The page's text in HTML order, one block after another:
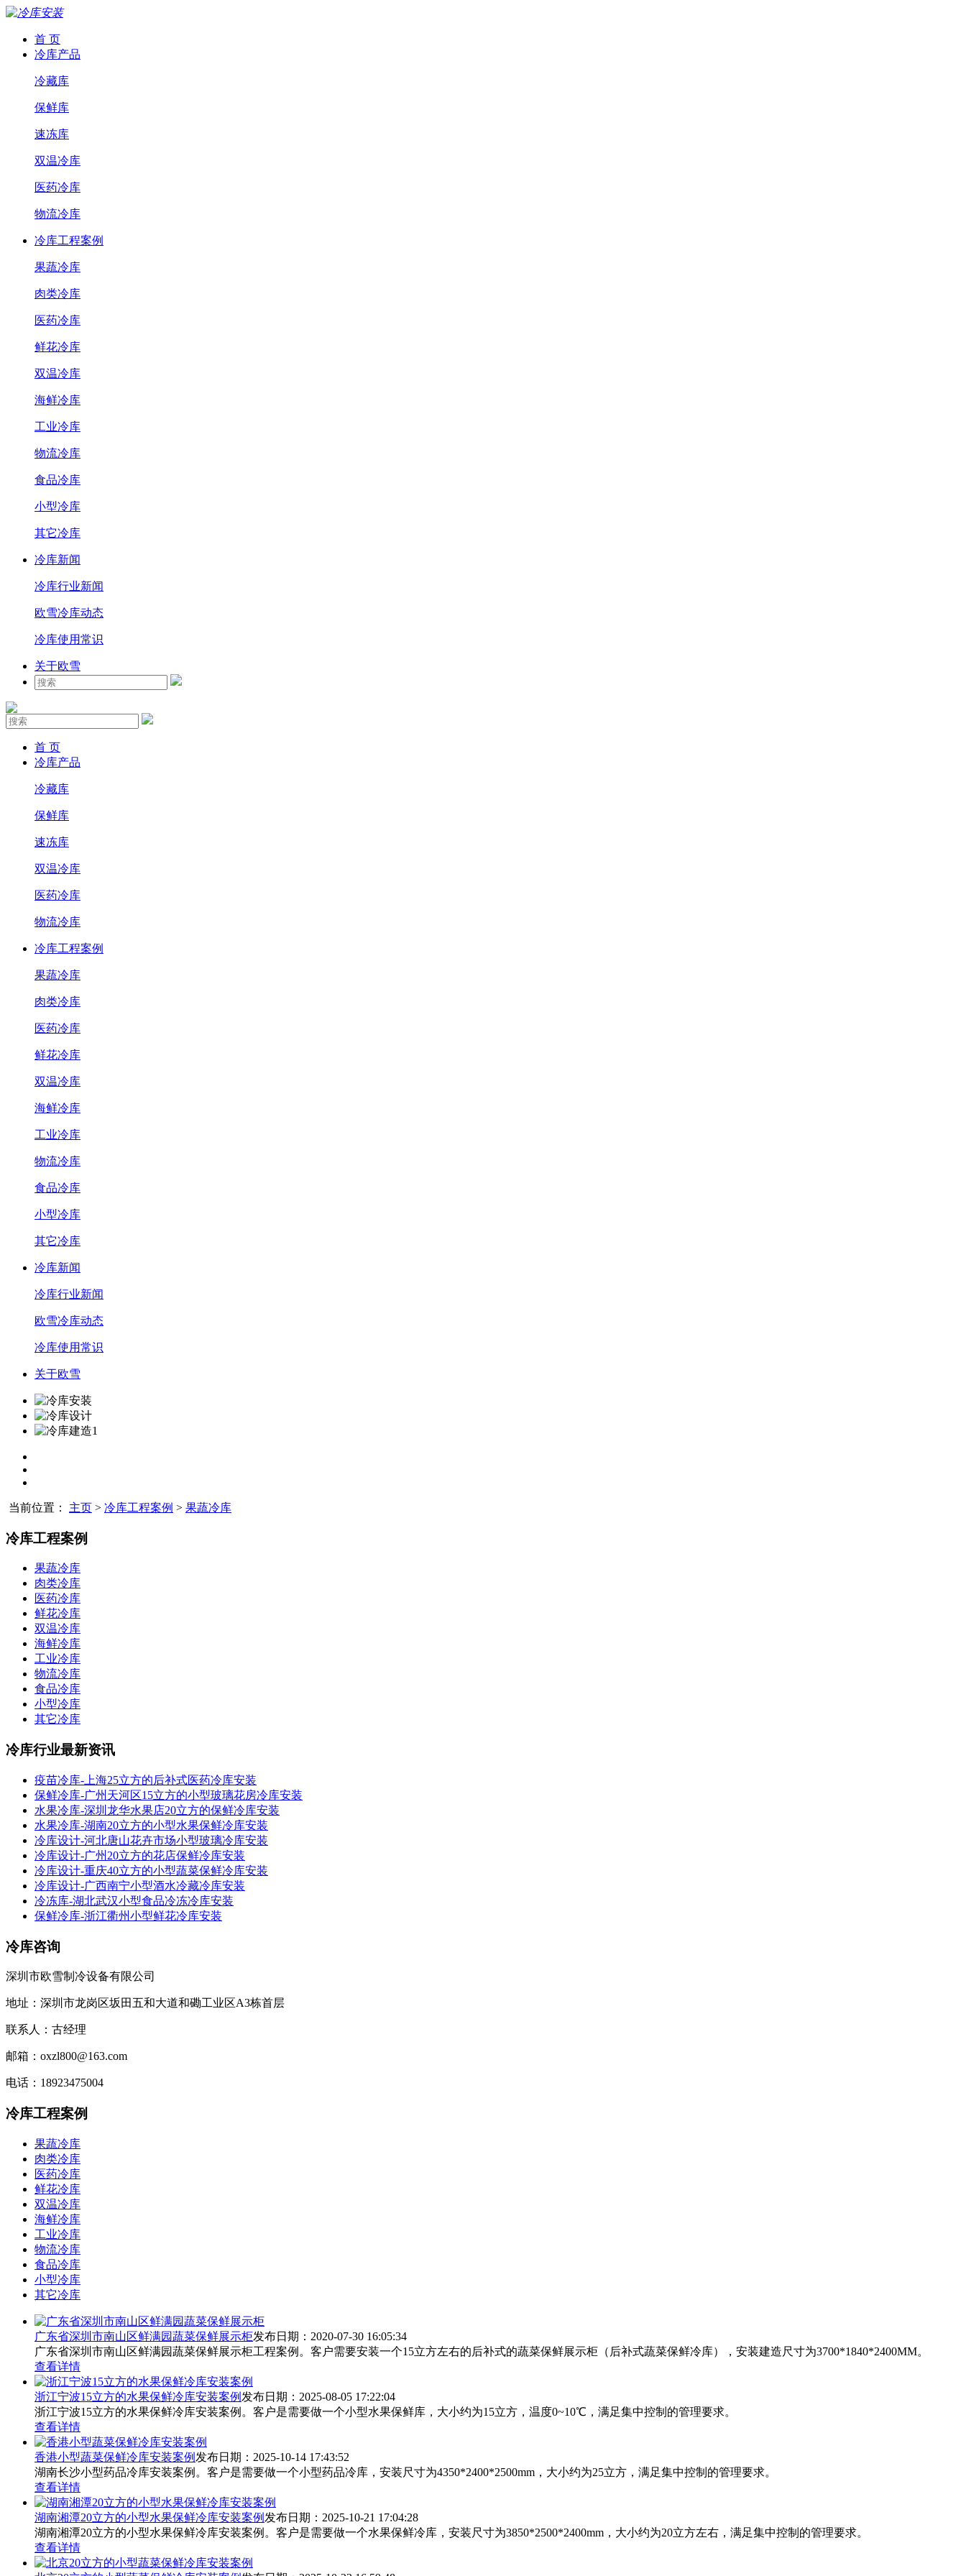
首 页
冷库产品
冷藏库
保鲜库
速冻库
双温冷库
医药冷库
物流冷库
冷库工程案例
果蔬冷库
肉类冷库
医药冷库
鲜花冷库
双温冷库
海鲜冷库
工业冷库
物流冷库
食品冷库
小型冷库
其它冷库
冷库新闻
冷库行业新闻
欧雪冷库动态
冷库使用常识
关于欧雪
首 页
冷库产品
冷藏库
保鲜库
速冻库
双温冷库
医药冷库
物流冷库
冷库工程案例
果蔬冷库
肉类冷库
医药冷库
鲜花冷库
双温冷库
海鲜冷库
工业冷库
物流冷库
食品冷库
小型冷库
其它冷库
冷库新闻
冷库行业新闻
欧雪冷库动态
冷库使用常识
关于欧雪
当前位置： 主页 > 冷库工程案例 > 果蔬冷库
冷库工程案例
果蔬冷库
肉类冷库
医药冷库
鲜花冷库
双温冷库
海鲜冷库
工业冷库
物流冷库
食品冷库
小型冷库
其它冷库
冷库行业最新资讯
疫苗冷库-上海25立方的后补式医药冷库安装
保鲜冷库-广州天河区15立方的小型玻璃花房冷库安装
水果冷库-深圳龙华水果店20立方的保鲜冷库安装
水果冷库-湖南20立方的小型水果保鲜冷库安装
冷库设计-河北唐山花卉市场小型玻璃冷库安装
冷库设计-广州20立方的花店保鲜冷库安装
冷库设计-重庆40立方的小型蔬菜保鲜冷库安装
冷库设计-广西南宁小型酒水冷藏冷库安装
冷冻库-湖北武汉小型食品冷冻冷库安装
保鲜冷库-浙江衢州小型鲜花冷库安装
冷库咨询
深圳市欧雪制冷设备有限公司
地址：深圳市龙岗区坂田五和大道和磡工业区A3栋首层
联系人：古经理
邮箱：oxzl800@163.com
电话：18923475004
冷库工程案例
果蔬冷库
肉类冷库
医药冷库
鲜花冷库
双温冷库
海鲜冷库
工业冷库
物流冷库
食品冷库
小型冷库
其它冷库
广东省深圳市南山区鲜满园蔬菜保鲜展示柜发布日期：2020-07-30 16:05:34
广东省深圳市南山区鲜满园蔬菜保鲜展示柜工程案例。客户需要安装一个15立方左右的后补式的蔬菜保鲜展示柜（后补式蔬菜保鲜冷库），安装建造尺寸为3700*1840*2400MM。
查看详情
浙江宁波15立方的水果保鲜冷库安装案例 发布日期：2025-08-05 17:22:04
浙江宁波15立方的水果保鲜冷库安装案例。客户是需要做一个小型水果保鲜库，大小约为15立方，温度0~10℃，满足集中控制的管理要求。
查看详情
香港小型蔬菜保鲜冷库安装案例 发布日期：2025-10-14 17:43:52
湖南长沙小型药品冷库安装案例。客户是需要做一个小型药品冷库，安装尺寸为4350*2400*2500mm，大小约为25立方，满足集中控制的管理要求。
查看详情
湖南湘潭20立方的小型水果保鲜冷库安装案例 发布日期：2025-10-21 17:04:28
湖南湘潭20立方的小型水果保鲜冷库安装案例。客户是需要做一个水果保鲜冷库，安装尺寸为3850*2500*2400mm，大小约为20立方左右，满足集中控制的管理要求。
查看详情